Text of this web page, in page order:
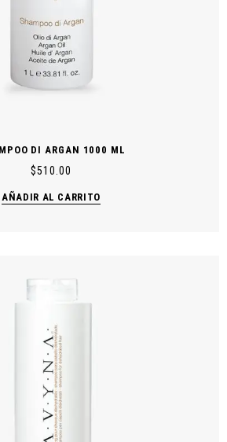
DI ARGAN 1000 ML
$510.00
AÑADIR AL CARRITO